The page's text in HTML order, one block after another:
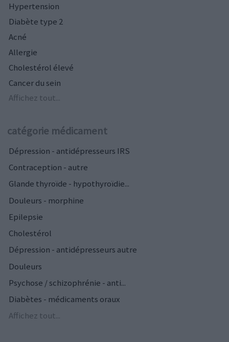
Hypertension
Diabète type 2
Acné
Allergie
Cholestérol élevé
Cancer du sein
Affichez tout...
catégorie médicament
Dépression - antidépresseurs IRS
Contraception - autre
Glande thyroïde - hypothyroïdie...
Douleurs - morphine
Epilepsie
Cholestérol
Dépression - antidépresseurs autre
Douleurs
Psychose / schizophrénie - anti...
Diabètes - médicaments oraux
Affichez tout...